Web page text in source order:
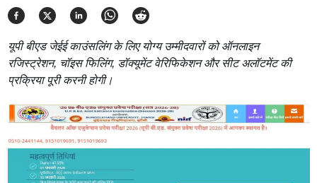
यूपी बीएड जेईई काउंसलिंग के लिए योग्य उम्मीदवारों को ऑनलाइन
रजिस्ट्रेशन, चॉइस फिलिंग, डॉक्यूमेंट वेरिफिकेशन और सीट अलॉटमेंट की
प्रक्रिया पूरी करनी होगी।